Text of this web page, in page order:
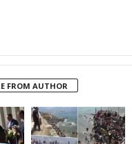
FROM AUTHOR